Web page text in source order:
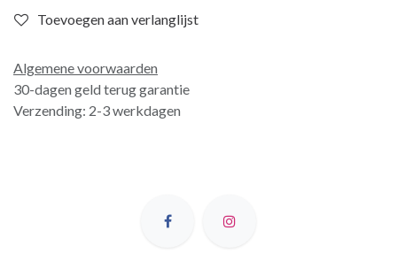
Toevoegen aan verlanglijst
Algemene voorwaarden
30-dagen geld terug garantie
Verzending: 2-3 werkdagen